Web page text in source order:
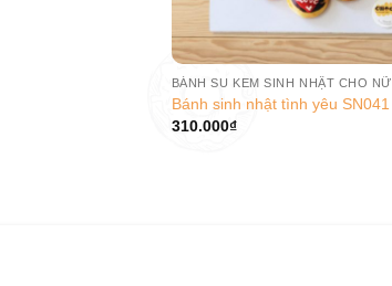
BÁNH SU KEM SINH NHẬT CHO NỮ
Bánh sinh nhật tình yêu SN041
310.000₫